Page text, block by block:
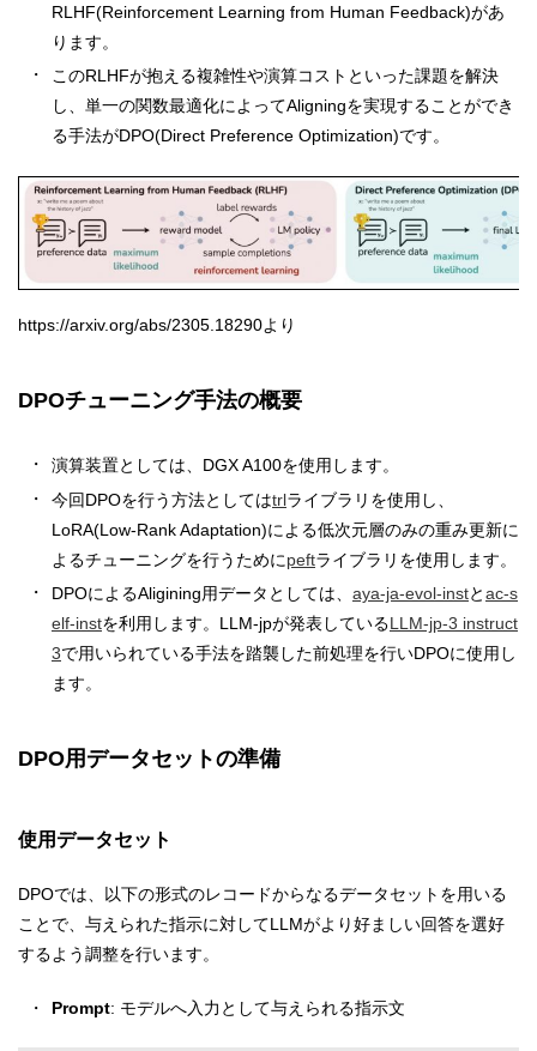
RLHF(Reinforcement Learning from Human Feedback)があ
ります。
このRLHFが抱える複雑性や演算コストといった課題を解決
し、単一の関数最適化によってAligningを実現することができ
る手法がDPO(Direct Preference Optimization)です。
https://arxiv.org/abs/2305.18290より
DPOチューニング手法の概要
演算装置としては、DGX A100を使用します。
今回DPOを行う方法としてはtrlライブラリを使用し、
LoRA(Low-Rank Adaptation)による低次元層のみの重み更新に
よるチューニングを行うためにpeftライブラリを使用します。
DPOによるAligining用データとしては、 aya-ja-evol-instとac-s
elf-instを利用します。LLM-jpが発表しているLLM-jp-3 instruct
3で用いられている手法を踏襲した前処理を行いDPOに使用し
ます。
DPO用データセットの準備
使用データセット
DPOでは、以下の形式のレコードからなるデータセットを用いる
ことで、与えられた指示に対してLLMがより好ましい回答を選好
するよう調整を行います。
Prompt: モデルへ入力として与えられる指示文